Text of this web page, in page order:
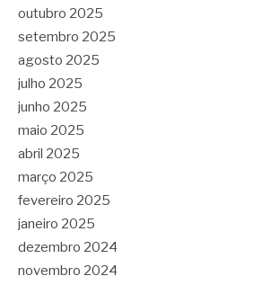
outubro 2025
setembro 2025
agosto 2025
julho 2025
junho 2025
maio 2025
abril 2025
março 2025
fevereiro 2025
janeiro 2025
dezembro 2024
novembro 2024